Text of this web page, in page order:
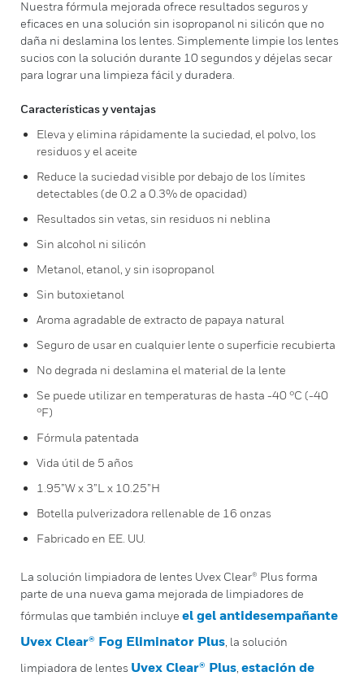
Nuestra fórmula mejorada ofrece resultados seguros y
eficaces en una solución sin isopropanol ni silicón que no
daña ni deslamina los lentes. Simplemente limpie los lentes
sucios con la solución durante 10 segundos y déjelas secar
para lograr una limpieza fácil y duradera.
Características y ventajas
Eleva y elimina rápidamente la suciedad, el polvo, los
residuos y el aceite
Reduce la suciedad visible por debajo de los límites
detectables (de 0.2 a 0.3% de opacidad)
Resultados sin vetas, sin residuos ni neblina
Sin alcohol ni silicón
Metanol, etanol, y sin isopropanol
Sin butoxietanol
Aroma agradable de extracto de papaya natural
Seguro de usar en cualquier lente o superficie recubierta
No degrada ni deslamina el material de la lente
Se puede utilizar en temperaturas de hasta -40 °C (-40
°F)
Fórmula patentada
Vida útil de 5 años
1.95”W x 3”L x 10.25”H
Botella pulverizadora rellenable de 16 onzas
Fabricado en EE. UU.
La solución limpiadora de lentes Uvex Clear® Plus forma
parte de una nueva gama mejorada de limpiadores de
fórmulas que también incluye el gel antidesempañante
Uvex Clear® Fog Eliminator Plus , la solución
limpiadora de lentes Uvex Clear® Plus estación de